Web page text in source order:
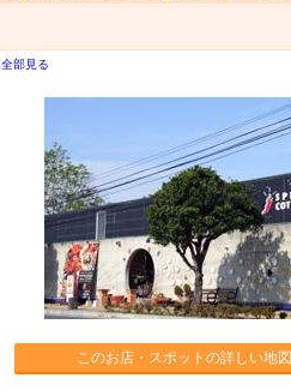
全部見る
このお店・スポットの詳しい地